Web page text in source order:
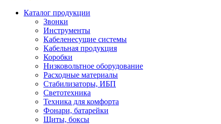
Каталог продукции
Звонки
Инструменты
Кабеленесущие системы
Кабельная продукция
Коробки
Низковольтное оборудование
Расходные материалы
Стабилизаторы, ИБП
Светотехника
Техника для комфорта
Фонари, батарейки
Щиты, боксы